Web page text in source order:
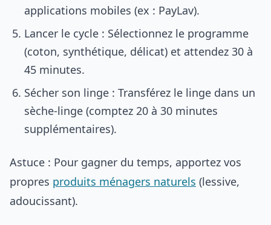
applications mobiles (ex : PayLav).
Lancer le cycle : Sélectionnez le programme
(coton, synthétique, délicat) et attendez 30 à
45 minutes.
Sécher son linge : Transférez le linge dans un
sèche-linge (comptez 20 à 30 minutes
supplémentaires).
Astuce : Pour gagner du temps, apportez vos
propres produits ménagers naturels (lessive,
adoucissant).